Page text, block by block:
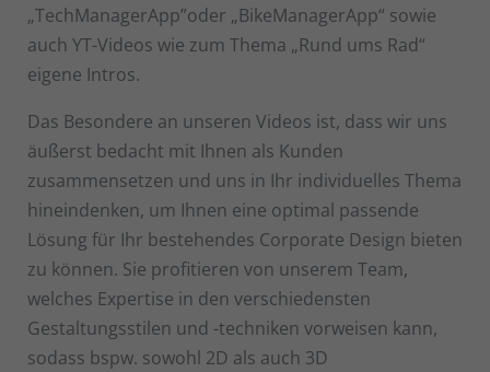
„TechManagerApp”oder „BikeManagerApp“ sowie
auch YT-Videos wie zum Thema „Rund ums Rad“
eigene Intros.
Das Besondere an unseren Videos ist, dass wir uns
äußerst bedacht mit Ihnen als Kunden
zusammensetzen und uns in Ihr individuelles Thema
hineindenken, um Ihnen eine optimal passende
Lösung für Ihr bestehendes Corporate Design bieten
zu können. Sie profitieren von unserem Team,
welches Expertise in den verschiedensten
Gestaltungsstilen und -techniken vorweisen kann,
sodass bspw. sowohl 2D als auch 3D
Datenschutzerklärung Impressum